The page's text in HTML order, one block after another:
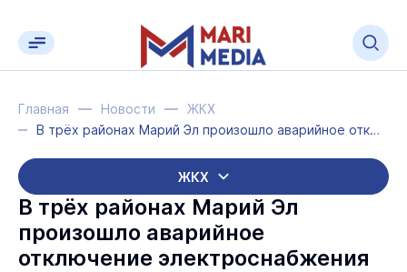
Главная Новости
ЖКХ
В трёх районах Марий Эл произошло аварийное отключение электроснабжения
ЖКХ
В трёх районах Марий Эл
произошло аварийное
отключение электроснабжения